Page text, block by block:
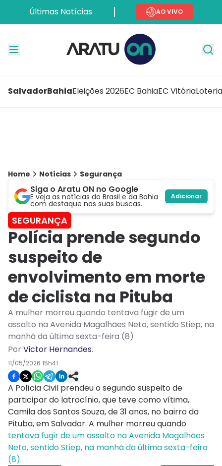
Últimas Notícias AO VIVO
SalvadorBahiaEleições 2026EC BahiaEC Vitória
Home Notícias Segurança
Siga o Aratu ON no Google
E veja as notícias do Brasil e da Bahia
com destaque nas suas buscas.
Adicionar
SEGURANÇA
Polícia prende segundo
suspeito de
envolvimento em morte
de ciclista na Pituba
A mulher morreu quando tentava fugir de um
assalto na Avenida Magalhães Neto, sentido Stiep, na
manhã da última sexta-feira (8)
PorVictor Hernandes.
11/05/2026 15h41
A Polícia Civil prendeu o segundo suspeito de
participar do latrocínio, que teve como vítima,
Camila dos Santos Souza, de 31 anos, no bairro da
Pituba, em Salvador. A mulher morreu quando
tentava fugir de um assalto na Avenida Magalhães
Neto, sentido Stiep, na manhã da última sexta-feira
(8).